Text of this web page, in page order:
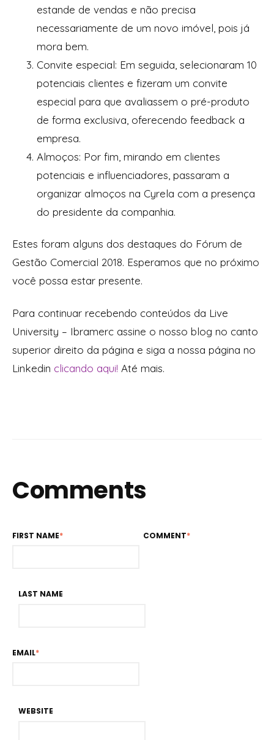
estande de vendas e não precisa
necessariamente de um novo imóvel, pois já
mora bem.
Convite especial: Em seguida, selecionaram 10
potenciais clientes e fizeram um convite
especial para que avaliassem o pré-produto
de forma exclusiva, oferecendo feedback a
empresa.
Almoços: Por fim, mirando em clientes
potenciais e influenciadores, passaram a
organizar almoços na Cyrela com a presença
do presidente da companhia.
Estes foram alguns dos destaques do Fórum de
Gestão Comercial 2018. Esperamos que no próximo
você possa estar presente.
Para continuar recebendo conteúdos da Live
University – Ibramerc assine o nosso blog no canto
superior direito da página e siga a nossa página no
Linkedin clicando aqui! Até mais.
Comments
FIRST NAME*
LAST NAME
EMAIL*
WEBSITE
COMMENT*